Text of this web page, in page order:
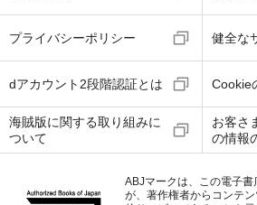
プライバシーポリシー 健全な
dアカウント2段階認証とは Cookie
海賊版に関する取り組みに
ついて
お客さ
の情報
ABJマークは、この電子
が、著作権者からコンテ